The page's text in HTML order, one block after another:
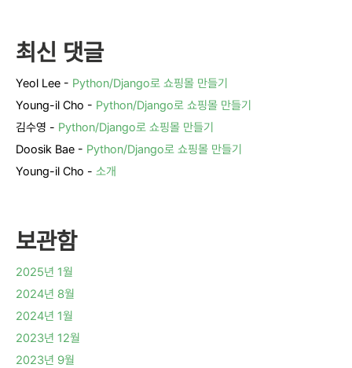
최신 댓글
Yeol Lee - Python/Django로 쇼핑몰 만들기
Young-il Cho - Python/Django로 쇼핑몰 만들기
김수영 - Python/Django로 쇼핑몰 만들기
Doosik Bae - Python/Django로 쇼핑몰 만들기
Young-il Cho - 소개
보관함
2025년 1월
2024년 8월
2024년 1월
2023년 12월
2023년 9월